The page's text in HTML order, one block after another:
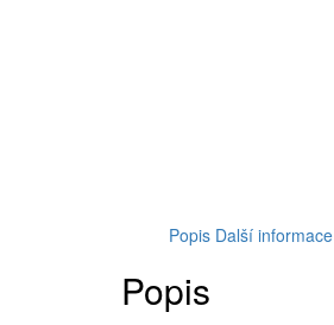
Popis Další informace
Popis